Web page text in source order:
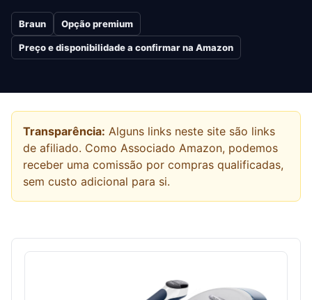
Braun Opção premium
Preço e disponibilidade a confirmar na Amazon
Transparência: Alguns links neste site são links
de afiliado. Como Associado Amazon, podemos
receber uma comissão por compras qualificadas,
sem custo adicional para si.